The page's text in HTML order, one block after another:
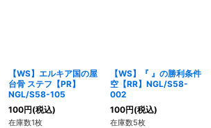
絞り込む
【WS】エルキア国の屋
台骨 ステフ【PR】
NGL/S58-105
100円(税込)
在庫数1枚
【WS】『 』の勝利条件
空【RR】NGL/S58-
002
100円(税込)
在庫数5枚